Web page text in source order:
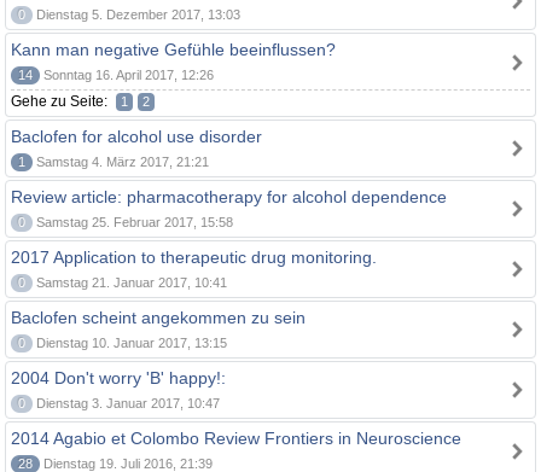
0 Dienstag 5. Dezember 2017, 13:03
Kann man negative Gefühle beeinflussen?
14 Sonntag 16. April 2017, 12:26
Gehe zu Seite: 1 2
Baclofen for alcohol use disorder
1 Samstag 4. März 2017, 21:21
Review article: pharmacotherapy for alcohol dependence
0 Samstag 25. Februar 2017, 15:58
2017 Application to therapeutic drug monitoring.
0 Samstag 21. Januar 2017, 10:41
Baclofen scheint angekommen zu sein
0 Dienstag 10. Januar 2017, 13:15
2004 Don't worry 'B' happy!:
0 Dienstag 3. Januar 2017, 10:47
2014 Agabio et Colombo Review Frontiers in Neuroscience
28 Dienstag 19. Juli 2016, 21:39